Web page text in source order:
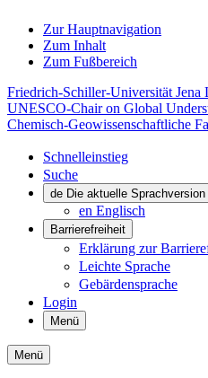
Zur Hauptnavigation
Zum Inhalt
Zum Fußbereich
Friedrich-Schiller-Universität Jena
UNESCO-Chair on Global
Chemisch-Geowissenschaftliche
Schnelleinstieg
Suche
de Die aktuelle
en Englisch
Barrierefreiheit
Erklärung zur
Leichte Sprache
Gebärdensprache
Login
Menü
Menü